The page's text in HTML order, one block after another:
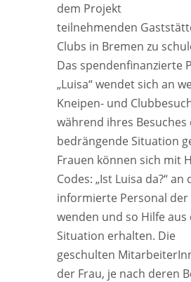
dem Projekt
teilnehmenden
Clubs in Bremen zu
Das spendenfinanzierte
„Luisa“ wendet sich an
Kneipen- und
während ihres
bedrängende Situation
Frauen können sich mit
Codes: „Ist Luisa da?“ an
informierte Personal
wenden und so Hilfe aus
Situation erhalten. Die
geschulten
der Frau, je nach deren